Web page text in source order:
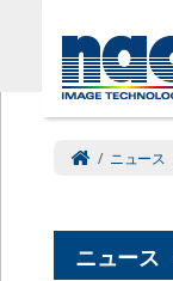
/ ニュース
ニュース